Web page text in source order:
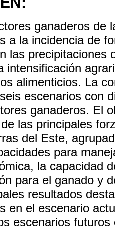
ganaderos de
a la incidencia de
las precipitaciones
intensificación
alimenticios. La
escenarios con
ganaderos. El
las principales
del Este,
para
la capacidad
para el ganado y
resultados
en el escenario
escenarios